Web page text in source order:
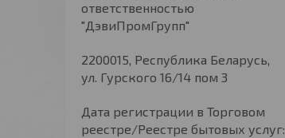
ответственностью
"ДэвиПромГрупп"
2200015, Республика Беларусь,
ул. Гурского 16/14 пом 3
Дата регистрации в Торговом
реестре/Реестре бытовых услуг: